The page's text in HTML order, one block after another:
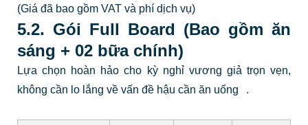
(Giá đã bao gồm VAT và phí dịch vụ)
5.2. Gói Full Board (Bao gồm ăn
sáng + 02 bữa chính)
Lựa chọn hoàn hảo cho kỳ nghỉ vương giả trọn vẹn,
không cần lo lắng về vấn đề hậu cần ăn uống
.